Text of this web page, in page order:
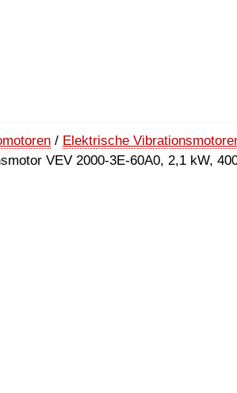
/ Elektrische
VEV 2000-3E-60A0, 2,1 kW,